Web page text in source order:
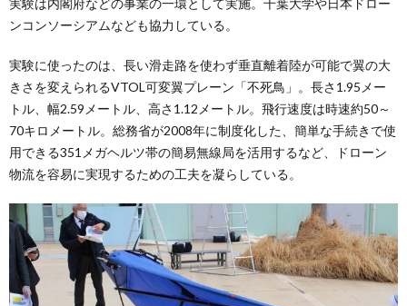
ンコンソーシアムなども協力している。
実験に使ったのは、長い滑走路を使わず垂直離着陸が可能で翼の大
きさを変えられるVTOL可変翼プレーン「不死鳥」。長さ1.95メー
トル、幅2.59メートル、高さ1.12メートル。飛行速度は時速約50～
70キロメートル。総務省が2008年に制度化した、簡単な手続きで使
用できる351メガヘルツ帯の簡易無線局を活用するなど、ドローン
物流を容易に実現するための工夫を凝らしている。